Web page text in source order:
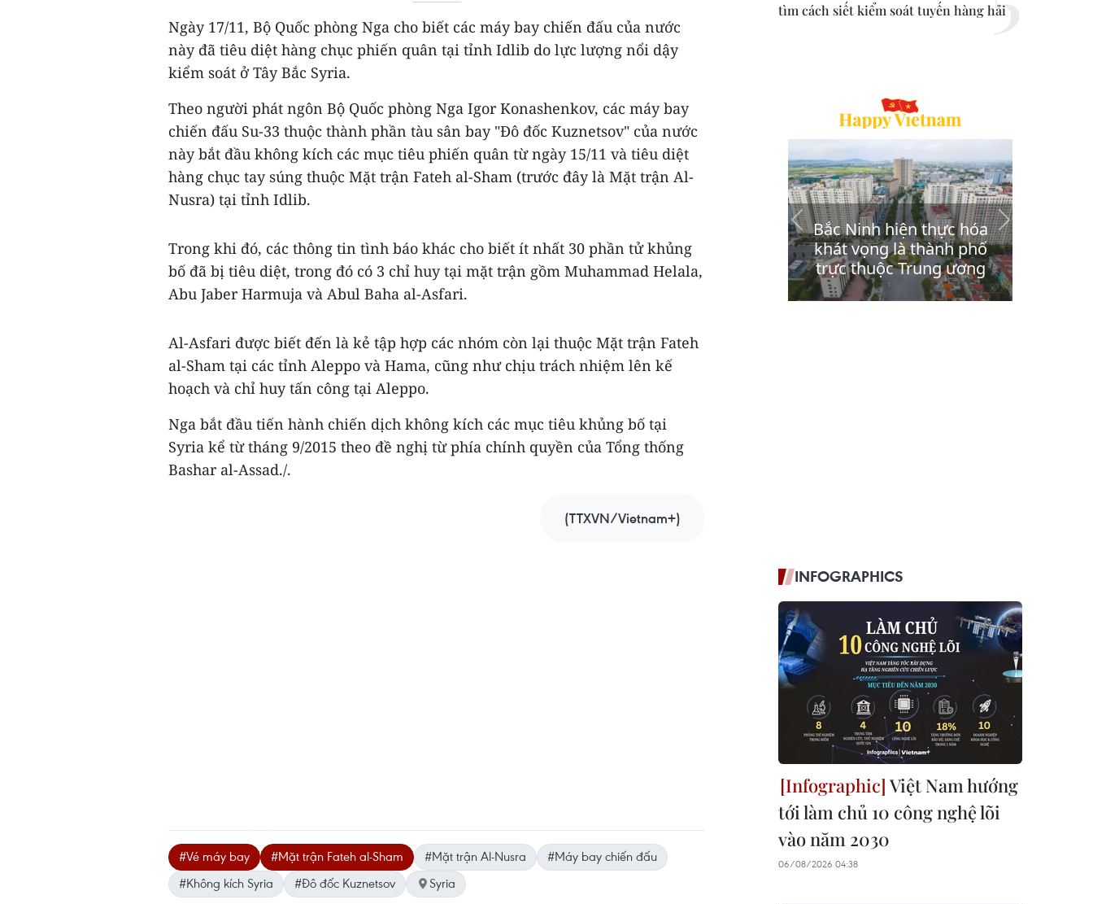
Ngày 17/11, Bộ Quốc phòng Nga cho biết các máy bay chiến đấu của nước
này đã tiêu diệt hàng chục phiến quân tại tỉnh Idlib do lực lượng nổi dậy
kiểm soát ở Tây Bắc Syria.
Theo người phát ngôn Bộ Quốc phòng Nga Igor Konashenkov, các máy bay
chiến đấu Su-33 thuộc thành phần tàu sân bay "Đô đốc Kuznetsov" của nước
này bắt đầu không kích các mục tiêu phiến quân từ ngày 15/11 và tiêu diệt
hàng chục tay súng thuộc Mặt trận Fateh al-Sham (trước đây là Mặt trận Al-
Nusra) tại tỉnh Idlib.
Trong khi đó, các thông tin tình báo khác cho biết ít nhất 30 phần tử khủng
bố đã bị tiêu diệt, trong đó có 3 chỉ huy tại mặt trận gồm Muhammad Helala,
Abu Jaber Harmuja và Abul Baha al-Asfari.
Al-Asfari được biết đến là kẻ tập hợp các nhóm còn lại thuộc Mặt trận Fateh
al-Sham tại các tỉnh Aleppo và Hama, cũng như chịu trách nhiệm lên kế
hoạch và chỉ huy tấn công tại Aleppo.
Nga bắt đầu tiến hành chiến dịch không kích các mục tiêu khủng bố tại
Syria kể từ tháng 9/2015 theo đề nghị từ phía chính quyền của Tổng thống
Bashar al-Assad./.
(TTXVN/Vietnam+)
#Vé máy bay #Mặt trận Fateh al-Sham #Mặt trận Al-Nusra
#Máy bay chiến đấu
#Không kích Syria
#Đô đốc Kuznetsov Syria
tìm cách siết kiểm soát tuyến hàng hải
INFOGRAPHICS
Việt Nam hướng
tới làm chủ 10 công nghệ lõi
vào năm 2030
06/08/2026 04:38